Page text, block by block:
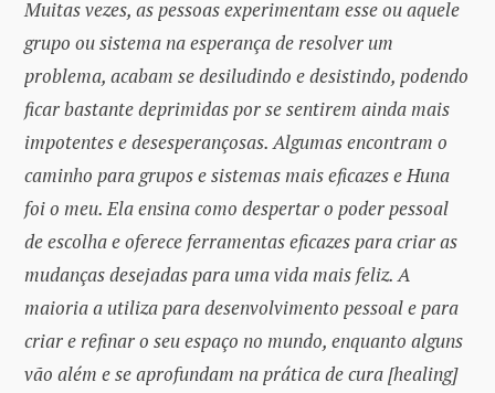
Muitas vezes, as pessoas experimentam esse ou aquele
grupo ou sistema na esperança de resolver um
problema, acabam se desiludindo e desistindo, podendo
ficar bastante deprimidas por se sentirem ainda mais
impotentes e desesperançosas. Algumas encontram o
caminho para grupos e sistemas mais eficazes e Huna
foi o meu. Ela ensina como despertar o poder pessoal
de escolha e oferece ferramentas eficazes para criar as
mudanças desejadas para uma vida mais feliz. A
maioria a utiliza para desenvolvimento pessoal e para
criar e refinar o seu espaço no mundo, enquanto alguns
vão além e se aprofundam na prática de cura [healing]